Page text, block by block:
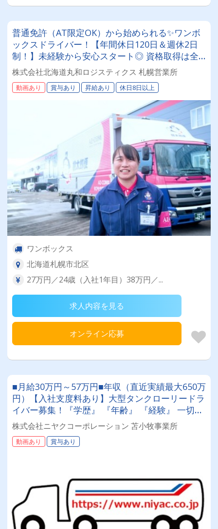
普通免許（AT限定OK）から始められる✨ワンボ
ックスドライバー！【年間休日120日＆週休2日
制！】未経験から安心スタート◎ 資格取得は全
額会社負担！安定基盤で働くドライバー募集！
年齢・性別問わず活躍できるお仕事です✨
株式会社北海道丸和ロジスティクス 札幌営業所
動画あり 賞与あり 昇給あり 休日8日以上
ワンボックス
北海道札幌市北区
27万円／24歳（入社1年目）38万円／...
求人内容を見る
オンライン応募
■月給30万円～57万円■年収（直近実績最大650万
円）【入社支度料あり】大型タンクローリードラ
イバー募集！『学歴』 『年齢』 『経験』 一切不
問◎男女問わず活躍できる環境です。
株式会社ニヤクコーポレーション 苫小牧事業所
動画あり 賞与あり